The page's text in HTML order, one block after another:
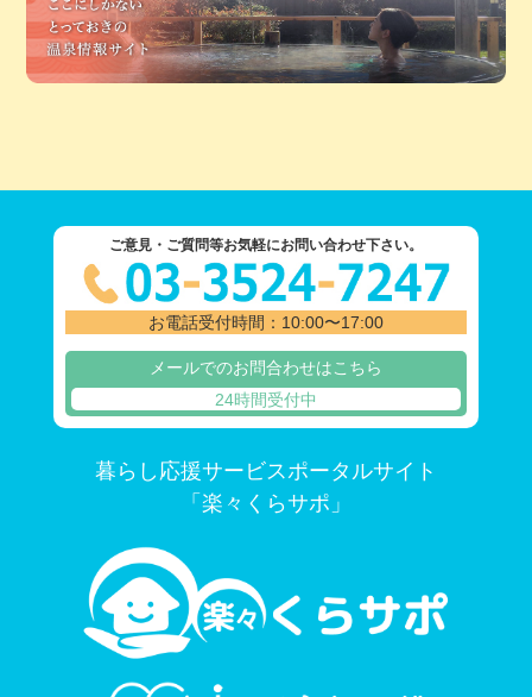
ご意見・ご質問等お気軽にお問い合わせ下さい。
お電話受付時間：10:00〜17:00
メールでのお問合わせはこちら
24時間受付中
暮らし応援サービスポータルサイト
「楽々くらサポ」